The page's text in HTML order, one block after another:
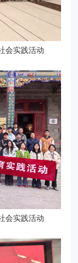
会实践活动
会实践活动